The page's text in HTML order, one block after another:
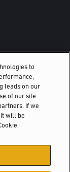
reserved.
Diterima
to
leads on our
of our site
If we
will be